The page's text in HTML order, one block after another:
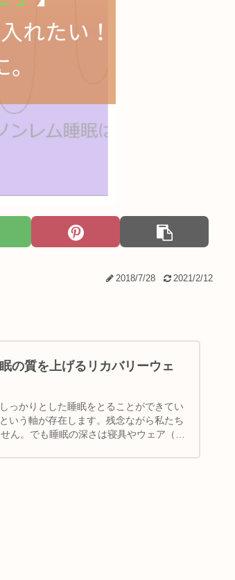
2018/7/28 2021/2/12
の質を上げるリカバリーウェ
っかりとした睡眠をとることができてい
いう軸が存在します。残念ながら私たち
ん。でも睡眠の深さは寝具やウェア（ね